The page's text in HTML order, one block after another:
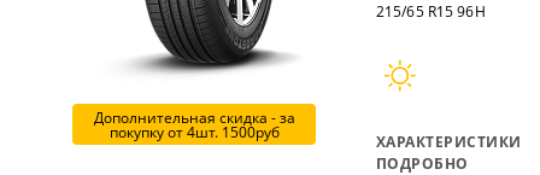
Дополнительная скидка - за
покупку от 4шт. 1500руб
215/65 R15 96H
ХАРАКТЕРИСТИКИ
ПОДРОБНО